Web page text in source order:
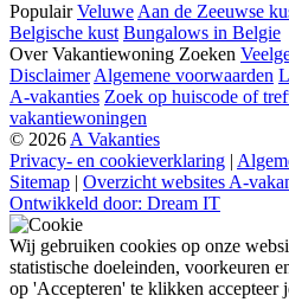
Populair Veluwe Aan de Zeeuwse
Belgische kust Bungalows in Belgie
Over Vakantiewoning Zoeken
Disclaimer Algemene voorwaarden
A-vakanties Zoek op huiscode of
vakantiewoningen
© 2026 A Vakanties
Privacy- en cookieverklaring |
Sitemap | Overzicht websites A-
Ontwikkeld door: Dream IT
Wij gebruiken cookies op onze
statistische doeleinden, voorkeuren
op 'Accepteren' te klikken accepteer